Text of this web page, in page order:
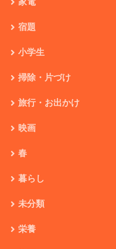
家電
宿題
小学生
掃除・片づけ
旅行・お出かけ
映画
春
暮らし
未分類
栄養